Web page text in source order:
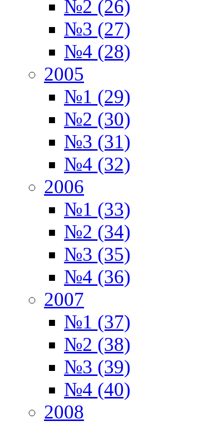
№2 (26)
№3 (27)
№4 (28)
2005
№1 (29)
№2 (30)
№3 (31)
№4 (32)
2006
№1 (33)
№2 (34)
№3 (35)
№4 (36)
2007
№1 (37)
№2 (38)
№3 (39)
№4 (40)
2008